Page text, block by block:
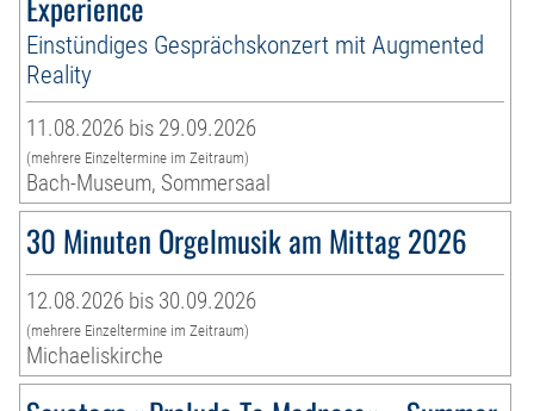
Einstündiges Gesprächskonzert mit Augmented
Reality
11.08.2026 bis 29.09.2026
(mehrere Einzeltermine im Zeitraum)
Bach-Museum, Sommersaal
30 Minuten Orgelmusik am Mittag 2026
12.08.2026 bis 30.09.2026
(mehrere Einzeltermine im Zeitraum)
Michaeliskirche